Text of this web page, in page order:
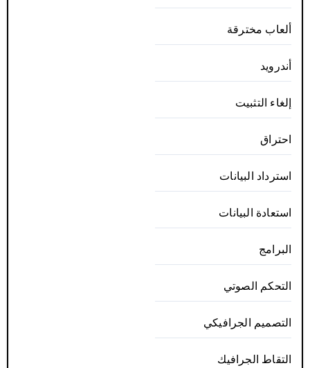
ألعاب مخترقة
أندرويد
إلغاء التثبيت
احتراق
استرداد البيانات
استعادة البيانات
البرامج
التحكم الصوتي
التصميم الجرافيكي
التقاط الجرافيك